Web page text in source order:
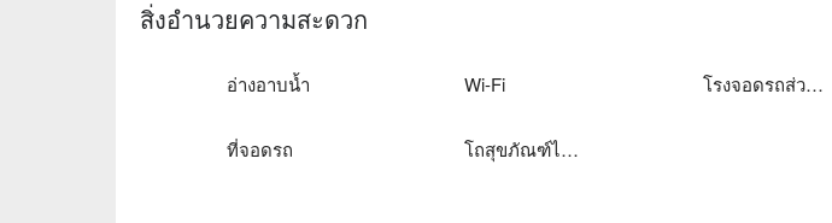
สิ่งอำนวยความสะดวก
อ่างอาบน้ำ Wi-Fi โรงจอดรถส่วนตัว
ที่จอดรถ โถสุขภัณฑ์ไฟฟ้า